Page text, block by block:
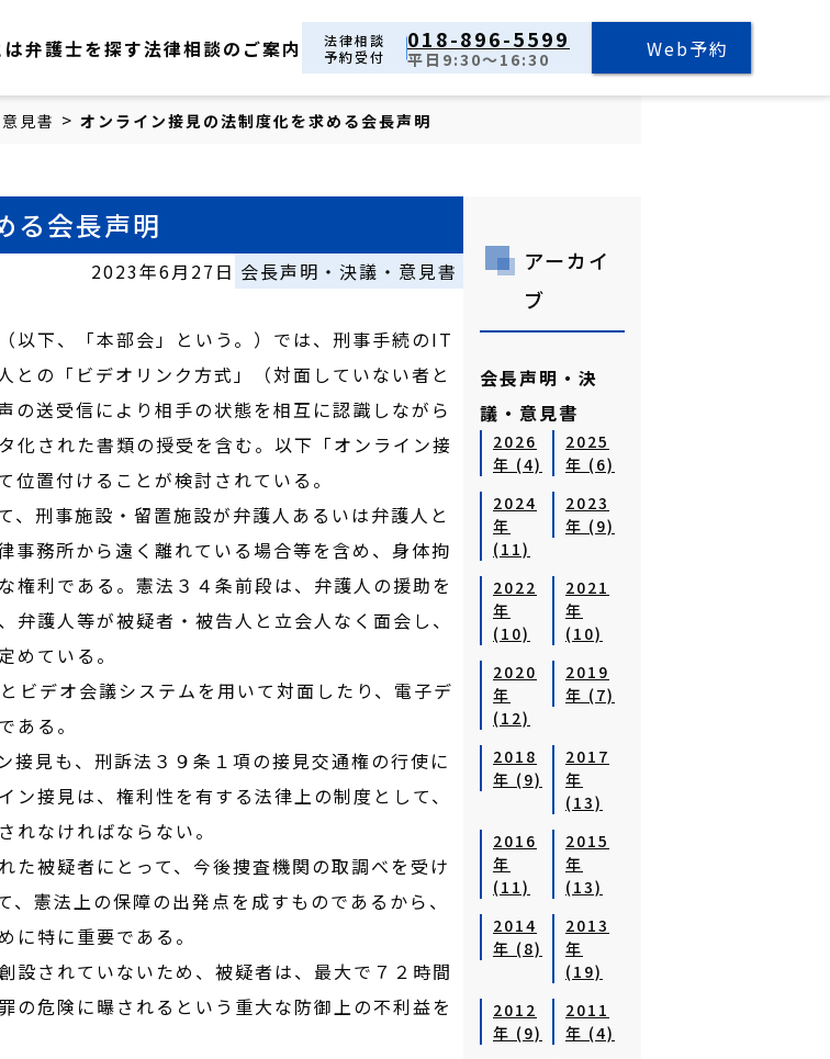
弁護士を探す法律相談のご案内
法律相談
予約受付
018-896-5599
平日9:30～16:30 Web予約
見書 > オンライン接見の法制度化を求める会長声明
る会長声明
2023年6月27日 会長声明・決議・意見書
下、「本部会」という。）では、刑事手続のIT
の「ビデオリンク方式」（対面していない者と
の送受信により相手の状態を相互に認識しながら
化された書類の授受を含む。以下「オンライン接
置付けることが検討されている。
刑事施設・留置施設が弁護人あるいは弁護人と
事務所から遠く離れている場合等を含め、身体拘
権利である。憲法３４条前段は、弁護人の援助を
護人等が被疑者・被告人と立会人なく面会し、
めている。
デオ会議システムを用いて対面したり、電子デ
ある。
見も、刑訴法３９条１項の接見交通権の行使に
接見は、権利性を有する法律上の制度として、
なければならない。
被疑者にとって、今後捜査機関の取調べを受け
憲法上の保障の出発点を成すものであるから、
に特に重要である。
されていないため、被疑者は、最大で７２時間
の危険に曝されるという重大な防御上の不利益を
アーカイ
ブ
会長声明・決
議・意見書
2026
年 (4)
2025
年 (6)
2024
年
(11)
2023
年 (9)
2022
年
(10)
2021
年
(10)
2020
年
(12)
2019
年 (7)
2018
年 (9)
2017
年
(13)
2016
年
(11)
2015
年
(13)
2014
年 (8)
2013
年
(19)
2012
年 (9)
2011
年 (4)